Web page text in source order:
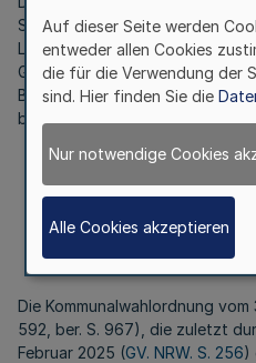
Sitzen zugeteilt, wie ihnen im
Listenwahlvorschlag
Gesamtstimmenzahl nach
Berechnung gelten die
bis 8 sowie Absatz 4 und 6
Änderung der
Die Kommunalwahlordnung vom
592, ber. S. 967), die zuletzt
Februar 2025 (GV. NRW. S. 256)
Auf dieser Seite werden
entweder allen Cookies
die für die Verwendung der
sind. Hier finden Sie die
Nur notwendige Cookies
Alle Cookies akzeptieren